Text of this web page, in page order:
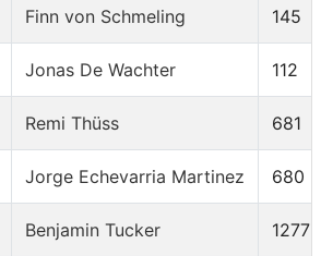
Finn von Schmeling 145
Jonas De Wachter 112
Remi Thüss 681
Jorge Echevarria Martinez 680
Benjamin Tucker 1277